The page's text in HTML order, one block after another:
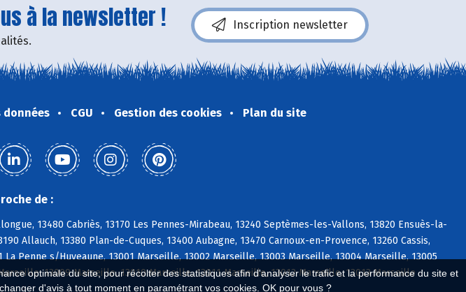
optimale du site, pour récolter des statistiques afin d'analyser le trafic et la performance du site et
d'avis à tout moment en paramétrant vos cookies. OK pour vous ?
à la newsletter ! Inscription newsletter
CGU Gestion des cookies Plan du site
de :
13480 Cabriès, 13170 Les Pennes-Mirabeau, 13240 Septèmes-les-Vallons, 13820 Ensuès-la-
Allauch, 13380 Plan-de-Cuques, 13400 Aubagne, 13470 Carnoux-en-Provence, 13260 Cassis,
Penne s/Huveaune, 13001 Marseille, 13002 Marseille, 13003 Marseille, 13004 Marseille, 13005
13009 Marseille, 13010 Marseille, 13011 Marseille, 13012 Marseille, 13013 Marseille